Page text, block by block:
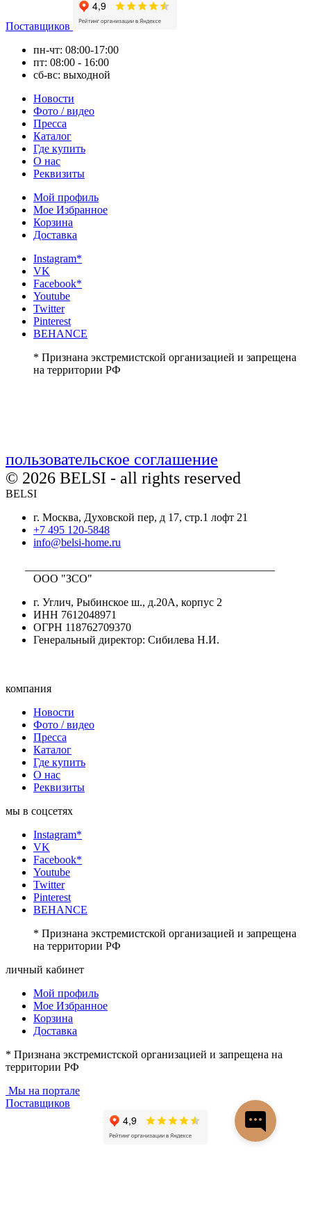
Поставщиков
пн-чт: 08:00-17:00
пт: 08:00 - 16:00
сб-вс: выходной
Новости
Фото / видео
Пресса
Каталог
Где купить
О нас
Реквизиты
Мой профиль
Мое Избранное
Корзина
Доставка
Instagram*
VK
Facebook*
Youtube
Twitter
Pinterest
BEHANCE
* Признана экстремистской организацией и запрещена
на территории РФ
пользовательское соглашение
© 2026 BELSI - all rights reserved
BELSI
г. Москва, Духовской пер, д 17, стр.1 лофт 21
+7 495 120-5848
info@belsi-home.ru
ООО "ЗСО"
г. Углич, Рыбинское ш., д.20А, корпус 2
ИНН 7612048971
ОГРН 118762709370
Генеральный директор: Сибилева Н.И.
компания
Новости
Фото / видео
Пресса
Каталог
Где купить
О нас
Реквизиты
мы в соцсетях
Instagram*
VK
Facebook*
Youtube
Twitter
Pinterest
BEHANCE
* Признана экстремистской организацией и запрещена
на территории РФ
личный кабинет
Мой профиль
Мое Избранное
Корзина
Доставка
* Признана экстремистской организацией и запрещена на
территории РФ
Мы на портале
Поставщиков